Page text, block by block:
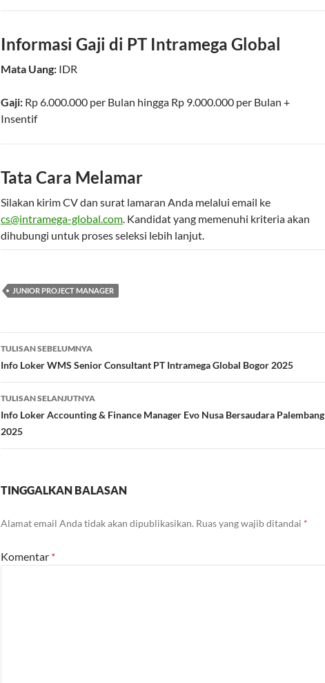
Informasi Gaji di PT Intramega Global
Mata Uang: IDR
Gaji: Rp 6.000.000 per Bulan hingga Rp 9.000.000 per Bulan +
Insentif
Tata Cara Melamar
Silakan kirim CV dan surat lamaran Anda melalui email ke
cs@intramega-global.com. Kandidat yang memenuhi kriteria akan
dihubungi untuk proses seleksi lebih lanjut.
JUNIOR PROJECT MANAGER
Navigasi
Tulisan
TULISAN SEBELUMNYA
Info Loker WMS Senior Consultant PT Intramega Global Bogor 2025
TULISAN SELANJUTNYA
Info Loker Accounting & Finance Manager Evo Nusa Bersaudara Palembang
2025
TINGGALKAN BALASAN
Alamat email Anda tidak akan dipublikasikan. Ruas yang wajib ditandai *
Komentar *